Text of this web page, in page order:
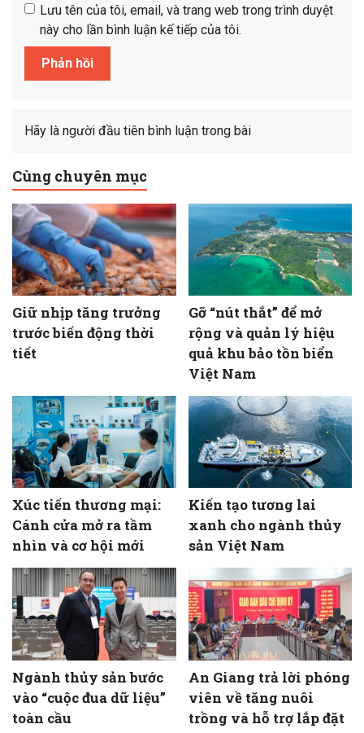
Lưu tên của tôi, email, và trang web trong trình duyệt
này cho lần bình luận kế tiếp của tôi.
Hãy là người đầu tiên bình luận trong bài
Cùng chuyên mục
Giữ nhịp tăng trưởng
trước biến động thời
tiết
Gỡ “nút thắt” để mở
rộng và quản lý hiệu
quả khu bảo tồn biển
Việt Nam
Xúc tiến thương mại:
Cánh cửa mở ra tầm
nhìn và cơ hội mới
Kiến tạo tương lai
xanh cho ngành thủy
sản Việt Nam
Ngành thủy sản bước
vào “cuộc đua dữ liệu”
toàn cầu
An Giang trả lời phóng
viên về tăng nuôi
trồng và hỗ trợ lắp đặt